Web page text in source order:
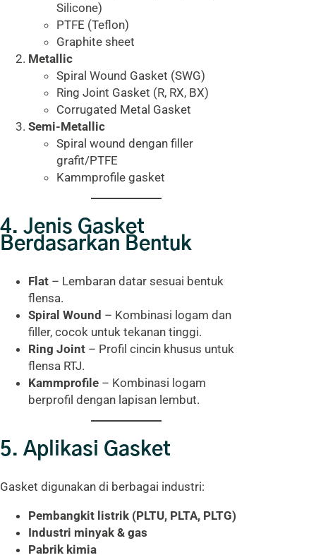
Silicone)
PTFE (Teflon)
Graphite sheet
Metallic
Spiral Wound Gasket (SWG)
Ring Joint Gasket (R, RX, BX)
Corrugated Metal Gasket
Semi-Metallic
Spiral wound dengan filler
grafit/PTFE
Kammprofile gasket
4. Jenis Gasket
Berdasarkan Bentuk
Flat – Lembaran datar sesuai bentuk
flensa.
Spiral Wound – Kombinasi logam dan
filler, cocok untuk tekanan tinggi.
Ring Joint – Profil cincin khusus untuk
flensa RTJ.
Kammprofile – Kombinasi logam
berprofil dengan lapisan lembut.
5. Aplikasi Gasket
Gasket digunakan di berbagai industri:
Pembangkit listrik (PLTU, PLTA, PLTG)
Industri minyak & gas
Pabrik kimia